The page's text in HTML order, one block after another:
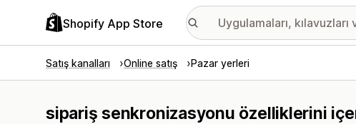
Shopify App Store
Satış kanalları Online satış Pazar yerleri
sipariş senkronizasyonu özelliklerini